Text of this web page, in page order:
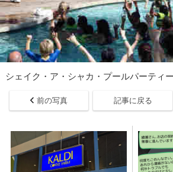
シェイク・ア・シャカ・プールパーティー
前の写真 記事に戻る